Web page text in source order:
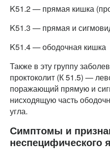
K51.2 — прямая кишка
K51.3 — прямая и
K51.4 — ободочная кишка
Также в эту группу
проктоколит (К 51.5) —
поражающий прямую и
нисходящую часть
угла.
Симптомы и
неспецифического